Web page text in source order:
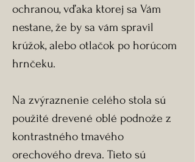
ochranou, vďaka ktorej sa Vám
nestane, že by sa vám spravil
krúžok, alebo otlačok po horúcom
hrnčeku.
Na zvýraznenie celého stola sú
použité drevené oblé podnože z
kontrastného tmavého
orechového dreva. Tieto sú